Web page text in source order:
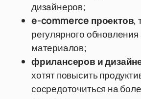
дизайнеров;
e-commerce проектов,
регулярного
материалов;
фрилансеров и
хотят повысить
сосредоточиться на